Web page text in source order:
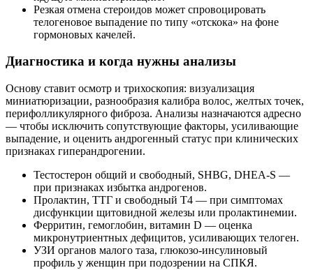
Резкая отмена стероидов может спровоцировать
телогеновое выпадение по типу «отскока» на фоне
гормоновых качелей.
Диагностика и когда нужны анализы
Основу ставит осмотр и трихоскопия: визуализация
миниатюризации, разнообразия калибра волос, желтых точек,
перифолликулярного фиброза. Анализы назначаются адресно
— чтобы исключить сопутствующие факторы, усиливающие
выпадение, и оценить андрогенный статус при клинических
признаках гиперандрогении.
Тестостерон общий и свободный, SHBG, DHEA‑S —
при признаках избытка андрогенов.
Пролактин, ТТГ и свободный Т4 — при симптомах
дисфункции щитовидной железы или пролактинемии.
Ферритин, гемоглобин, витамин D — оценка
микронутриентных дефицитов, усиливающих телоген.
УЗИ органов малого таза, глюкозо‑инсулиновый
профиль у женщин при подозрении на СПКЯ.